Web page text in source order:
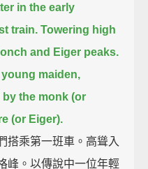
in the early
train. Towering high
and Eiger peaks.
maiden,
the monk (or
(or Eiger).
搭乘第一班車。高聳入
峰。以傳說中一位年輕